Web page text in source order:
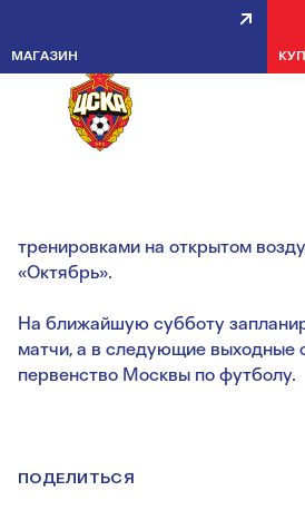
МАГАЗИНКОМАНДЫ ДЮСШ
ВЕРНУЛИСЬ С
тренировками на открытом
«Октябрь».
На ближайшую субботу
матчи, а в следующие выходные
первенство Москвы по футболу.
ПОДЕЛИТЬСЯ